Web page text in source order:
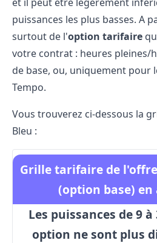
puissances les plus basses. A
surtout de l'option tarifaire
votre contrat : heures pleines/
de base, ou, uniquement pour
Tempo.
Vous trouverez ci-dessous la
Bleu :
Grille tarifaire de l'offre
(option base) en
Les puissances de 9
option ne sont plus